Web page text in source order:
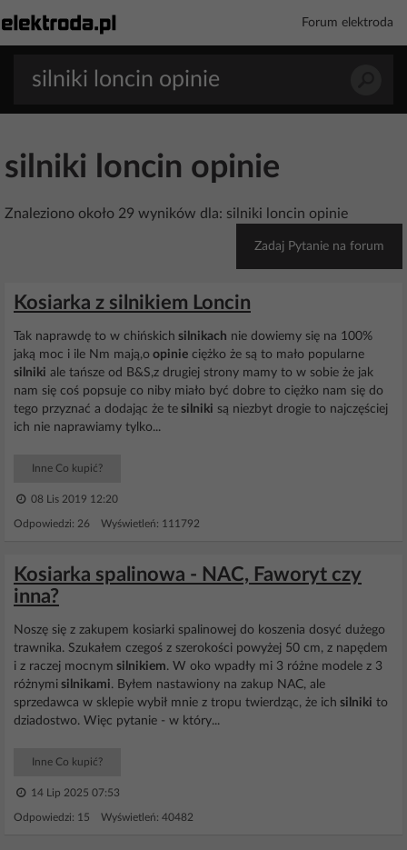
Forum elektroda
silniki loncin opinie
Znaleziono około 29 wyników dla: silniki loncin opinie
Zadaj Pytanie na forum
Kosiarka z silnikiem Loncin
Tak naprawdę to w chińskich silnikach nie dowiemy się na 100%
jaką moc i ile Nm mają,o opinie ciężko że są to mało popularne
silniki ale tańsze od B&S,z drugiej strony mamy to w sobie że jak
nam się coś popsuje co niby miało być dobre to ciężko nam się do
tego przyznać a dodając że te silniki są niezbyt drogie to najczęściej
ich nie naprawiamy tylko...
Inne Co kupić?
08 Lis 2019 12:20
Odpowiedzi: 26 Wyświetleń: 111792
Kosiarka spalinowa - NAC, Faworyt czy
inna?
Noszę się z zakupem kosiarki spalinowej do koszenia dosyć dużego
trawnika. Szukałem czegoś z szerokości powyżej 50 cm, z napędem
i z raczej mocnym silnikiem. W oko wpadły mi 3 różne modele z 3
różnymi silnikami. Byłem nastawiony na zakup NAC, ale
sprzedawca w sklepie wybił mnie z tropu twierdząc, że ich silniki to
dziadostwo. Więc pytanie - w który...
Inne Co kupić?
14 Lip 2025 07:53
Odpowiedzi: 15 Wyświetleń: 40482